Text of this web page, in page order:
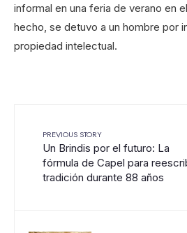
informal en una feria de verano en
hecho, se detuvo a un hombre por
propiedad intelectual.
PREVIOUS STORY
Un Brindis por el futuro: La
fórmula de Capel para
tradición durante 88 años